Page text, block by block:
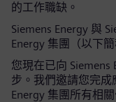
的工作職缺。
Siemens Energy 與
Energy 集團（以下
您現在已向
步。我們邀請您完成
Energy 集團所有相